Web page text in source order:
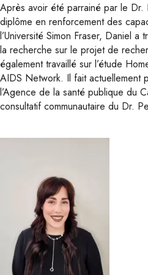
Après avoir été parrainé par le
diplôme en renforcement des
l’Université Simon Fraser, Daniel a
la recherche sur le projet de
également travaillé sur l’étude
AIDS Network. Il fait actuellement
l’Agence de la santé publique du
consultatif communautaire du Dr.